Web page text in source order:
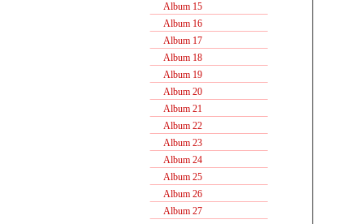
Album 15
Album 16
Album 17
Album 18
Album 19
Album 20
Album 21
Album 22
Album 23
Album 24
Album 25
Album 26
Album 27